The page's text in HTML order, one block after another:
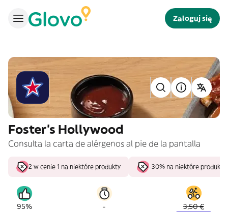
Zaloguj się
Foster's Hollywood
Consulta la carta de alérgenos al pie de la pantalla
2 w cenie 1 na niektóre produkty -30% na niektóre produkty
95% - 3,50 €